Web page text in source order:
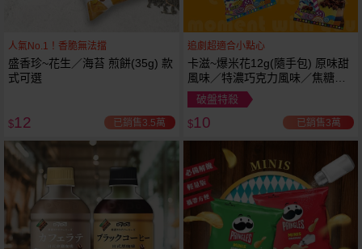
人氣No.1！香脆無法擋
盛香珍~花生／海苔 煎餅(35g) 款
式可選
$12 已銷售3.5萬
追劇超適合小點心
卡滋~爆米花12g(隨手包) 原味甜
風味／特濃巧克力風味／焦糖牛
奶風味／經典鹹甜風味 款式可選
破盤特殺
$10 已銷售3萬